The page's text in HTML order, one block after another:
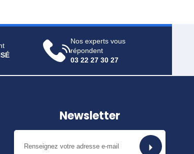
Nos experts vous
répondent
03 22 27 30 27
Newsletter